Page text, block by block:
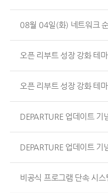
08월 04일(화) 네트워크
오픈 리부트 성장 강화 테
오픈 리부트 성장 강화 테
DEPARTURE 업데이트 기
DEPARTURE 업데이트 기
비공식 프로그램 단속 시